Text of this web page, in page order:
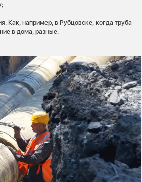
Как, например, в Рубцовске, когда труба
в дома, разные.